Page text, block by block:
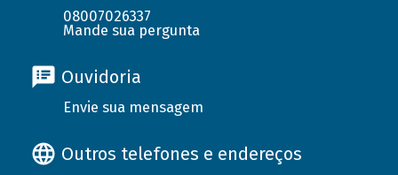
08007026337
Mande sua pergunta
Ouvidoria
Envie sua mensagem
Outros telefones e endereços